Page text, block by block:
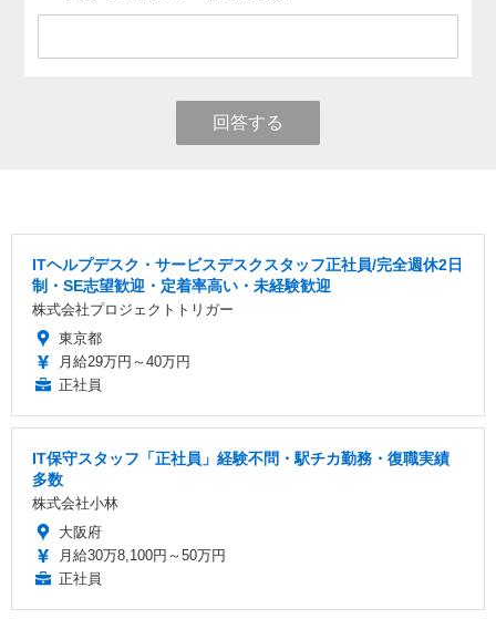
回答する
ITヘルプデスク・サービスデスクスタッフ正社員/完全週休2日
制・SE志望歓迎・定着率高い・未経験歓迎
株式会社プロジェクトトリガー
東京都
月給29万円～40万円
正社員
IT保守スタッフ「正社員」経験不問・駅チカ勤務・復職実績
多数
株式会社小林
大阪府
月給30万8,100円～50万円
正社員